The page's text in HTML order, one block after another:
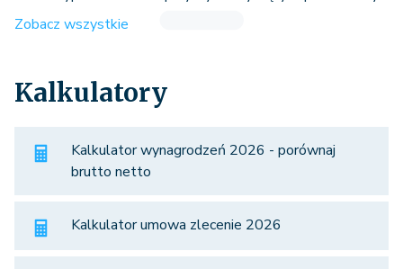
Zobacz wszystkie
Kalkulatory
Kalkulator wynagrodzeń 2026 - porównaj
brutto netto
Kalkulator umowa zlecenie 2026